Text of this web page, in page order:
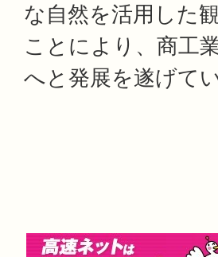
な自然を活用した
ことにより、商工
へと発展を遂げて